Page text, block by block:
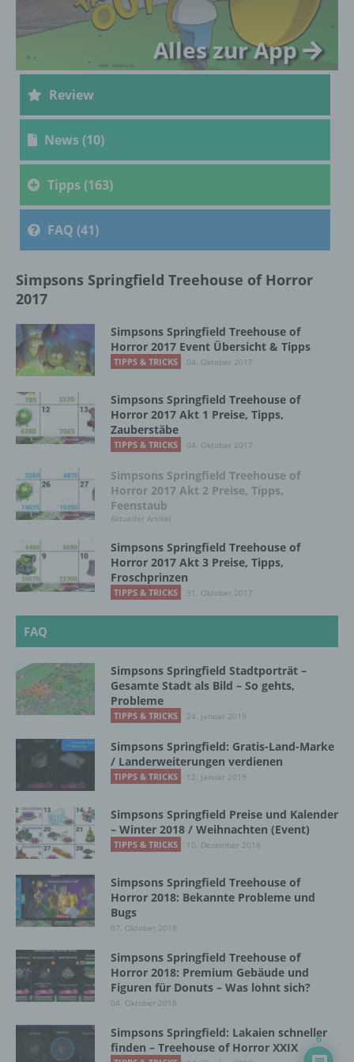
Alles zur App
Review
News (10)
Tipps (163)
FAQ (41)
Simpsons Springfield Treehouse of Horror
2017
Simpsons Springfield Treehouse of
Horror 2017 Event Übersicht & Tipps
TIPPS & TRICKS 04. Oktober 2017
Simpsons Springfield Treehouse of
Horror 2017 Akt 1 Preise, Tipps,
Zauberstäbe
TIPPS & TRICKS 04. Oktober 2017
Simpsons Springfield Treehouse of
Horror 2017 Akt 2 Preise, Tipps,
Feenstaub
Aktueller Artikel
Simpsons Springfield Treehouse of
Horror 2017 Akt 3 Preise, Tipps,
Froschprinzen
TIPPS & TRICKS 31. Oktober 2017
FAQ
Simpsons Springfield Stadtporträt –
Gesamte Stadt als Bild – So gehts,
Probleme
TIPPS & TRICKS 24. Januar 2019
Simpsons Springfield: Gratis-Land-Marke
/ Landerweiterungen verdienen
TIPPS & TRICKS 12. Januar 2019
Simpsons Springfield Preise und Kalender
– Winter 2018 / Weihnachten (Event)
TIPPS & TRICKS 10. Dezember 2018
Simpsons Springfield Treehouse of
Horror 2018: Bekannte Probleme und
Bugs
07. Oktober 2018
Simpsons Springfield Treehouse of
Horror 2018: Premium Gebäude und
Figuren für Donuts – Was lohnt sich?
04. Oktober 2018
Simpsons Springfield: Lakaien schneller
finden – Treehouse of Horror XXIX
6
i) Empfänger
Empfänger ist eine natürliche oder juristische
Person, Behörde, Einrichtung oder andere
Stelle, der personenbezogene Daten
es sich bei ihr um einen Dritten handelt oder
nicht. Behörden, die im Rahmen eines
dem Unionsrecht oder dem Recht der
Mitgliedstaaten möglicherweise
Person, Behörde, Einrichtung oder andere
Stelle außer der betroffenen Person, dem
Verantwortlichen, dem Auftragsverarbeiter
und den Personen, die unter der
Verantwortlichen oder des
Auftragsverarbeiters befugt sind, die
personenbezogenen Daten zu verarbeiten.
k) Einwilligung
Einwilligung ist jede von der betroffenen
Person freiwillig für den bestimmten Fall in
informierter Weise und unmissverständlich
abgegebene Willensbekundung in Form
einer Erklärung oder einer sonstigen
eindeutigen bestätigenden Handlung, mit der
die betroffene Person zu verstehen gibt, dass
personenbezogenen Daten einverstanden
ist.
Name und Anschrift des für die Verarbeitung
Verantwortlicher im Sinne der Datenschutz-
Grundverordnung, sonstiger in den Mitgliedstaaten
Datenschutzgesetze und anderer Bestimmungen
mit datenschutzrechtlichem Charakter ist die:
Schlehenweg 20
18069 Lambrechtshagen
DE
Die Internetseiten verwenden teilweise so